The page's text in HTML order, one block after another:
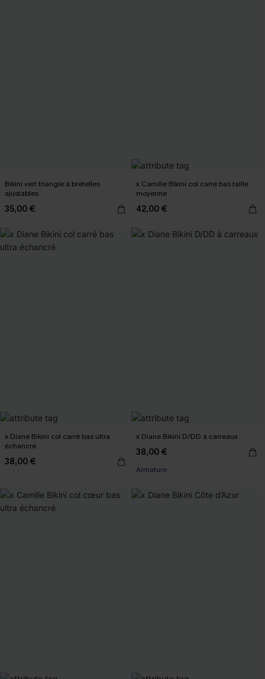
Bikini vert triangle à bretelles
ajustables
35,00 €
x Camille Bikini col carré bas taille
moyenne
42,00 €
x Diane Bikini col carré bas ultra
échancré
38,00 €
x Diane Bikini D/DD à carreaux
38,00 €
Armature